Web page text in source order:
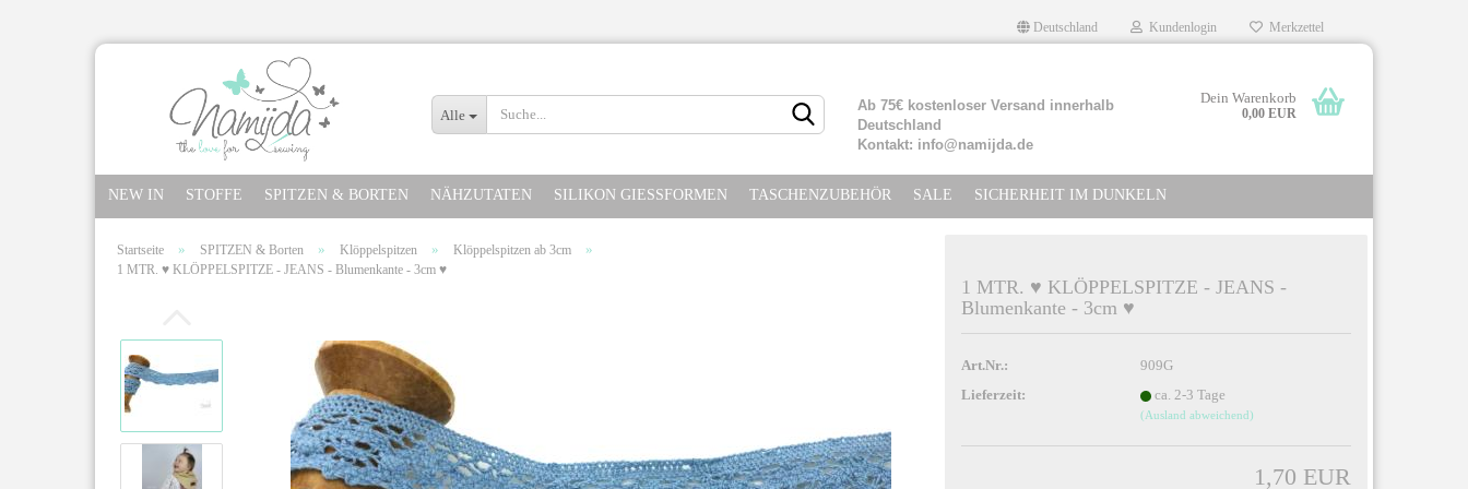
Deutschland Kundenlogin
Passwort vergessen?
Merkzettel
Alle
Ab 75€ kostenloser Versand innerhalb
Deutschland
Kontakt: info@namijda.de
Dein Warenkorb
0,00 EUR
NEW IN STOFFE SPITZEN & BORTEN NÄHZUTATEN SILIKON GIESSFORMEN TASCHENZUBEHÖR SALE SICHERHEIT IM DUNKELN
Startseite » SPITZEN & Borten » Klöppelspitzen » Klöppelspitzen ab 3cm »
1 MTR. ♥ KLÖPPELSPITZE - JEANS - Blumenkante - 3cm ♥
1 MTR. ♥ KLÖPPELSPITZE - JEANS -
Blumenkante - 3cm ♥
Art.Nr.:
909G
Lieferzeit:
ca. 2-3 Tage
(Ausland abweichend)
1,70 EUR